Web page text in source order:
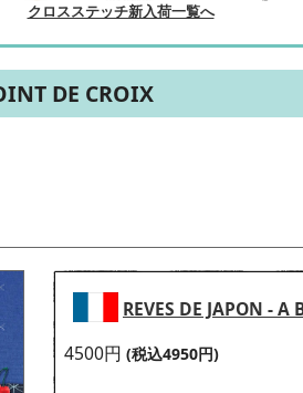
クロスステッチ新入荷一覧へ
DE CROIX
REVES DE JAPON - A
4500円 (税込4950円)